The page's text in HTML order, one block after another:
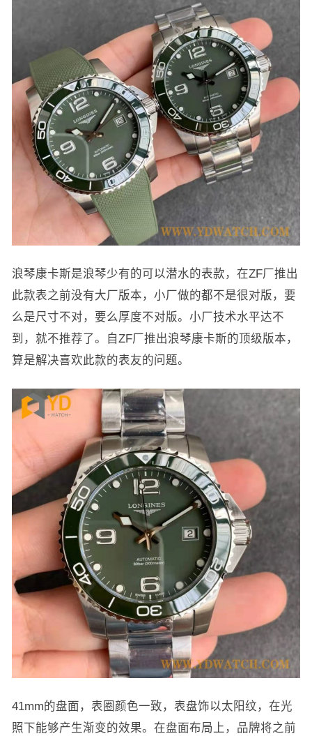
浪琴康卡斯是浪琴少有的可以潜水的表款，在ZF厂推出
此款表之前没有大厂版本，小厂做的都不是很对版，要
么是尺寸不对，要么厚度不对版。小厂技术水平达不
到，就不推荐了。自ZF厂推出浪琴康卡斯的顶级版本，
算是解决喜欢此款的表友的问题。
41mm的盘面，表圈颜色一致，表盘饰以太阳纹，在光
照下能够产生渐变的效果。在盘面布局上，品牌将之前